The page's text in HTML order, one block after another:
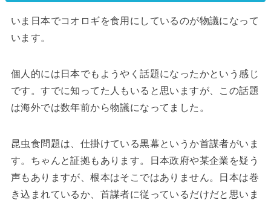
いま日本でコオロギを食用にしているのが物議になって
います。
個人的には日本でもようやく話題になったかという感じ
です。すでに知ってた人もいると思いますが、この話題
は海外では数年前から物議になってました。
昆虫食問題は、仕掛けている黒幕というか首謀者がいま
す。ちゃんと証拠もあります。日本政府や某企業を疑う
声もありますが、根本はそこではありません。日本は巻
き込まれているか、首謀者に従っているだけだと思いま